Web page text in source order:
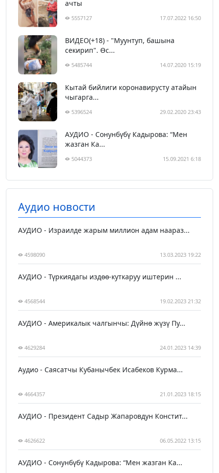
ачты
5557127 17.07.2022 16:50
ВИДЕО(+18) - "Муунтуп, башына
секирип". Өс...
5485744 14.07.2020 15:19
Кытай бийлиги коронавирусту атайын
чыгарга...
5396524 29.02.2020 23:43
АУДИО - Сонунбүбү Кадырова: “Мен
жазган Ка...
5044373 15.09.2021 6:18
Аудио новости
АУДИО - Израилде жарым миллион адам наараз...
4598090 13.03.2023 19:22
АУДИО - Түркиядагы издөө-куткаруу иштерин ...
4568544 19.02.2023 21:32
АУДИО - Америкалык чалгынчы: Дүйнө жүзү Пу...
4629284 24.01.2023 14:39
Аудио - Саясатчы Кубанычбек Исабеков Курма...
4664357 21.01.2023 18:15
АУДИО - Президент Садыр Жапаровдун Констит...
4626622 06.05.2022 13:15
АУДИО - Сонунбүбү Кадырова: “Мен жазган Ка...